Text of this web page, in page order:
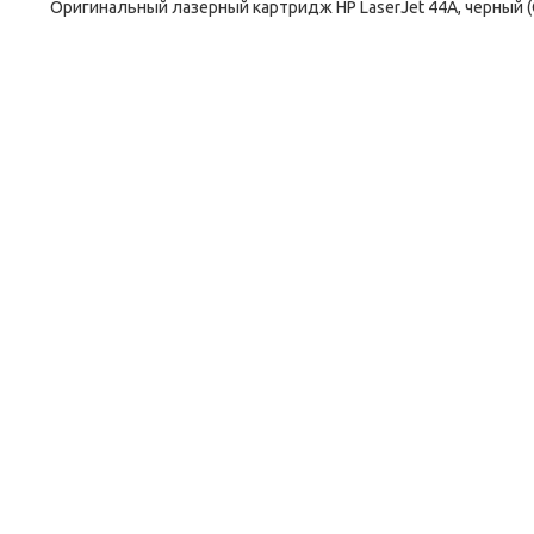
Оригинальный лазерный картридж HP LaserJet 44A, черный